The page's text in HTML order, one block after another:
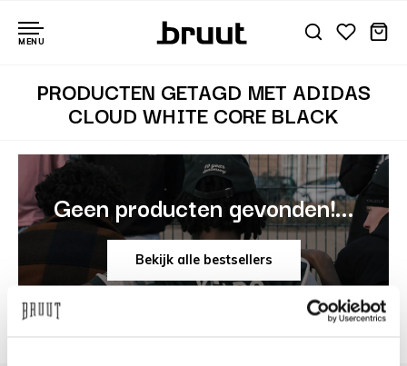
MENU
PRODUCTEN GETAGD MET ADIDAS
CLOUD WHITE CORE BLACK
Geen producten gevonden!...
Bekijk alle bestsellers